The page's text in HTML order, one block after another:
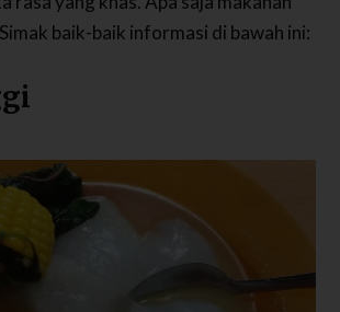
baik-baik informasi di bawah ini: